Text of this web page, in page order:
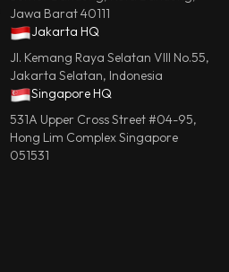
Jawa Barat 40111
Jakarta HQ
Jl. Kemang Raya Selatan VIII No.55,
Jakarta Selatan, Indonesia
Singapore HQ
531A Upper Cross Street #04-95,
Hong Lim Complex Singapore
051531